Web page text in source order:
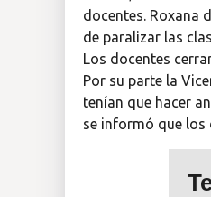
docentes. Roxana
de paralizar las
Los docentes
Por su parte la
tenían que hacer
se informó que los